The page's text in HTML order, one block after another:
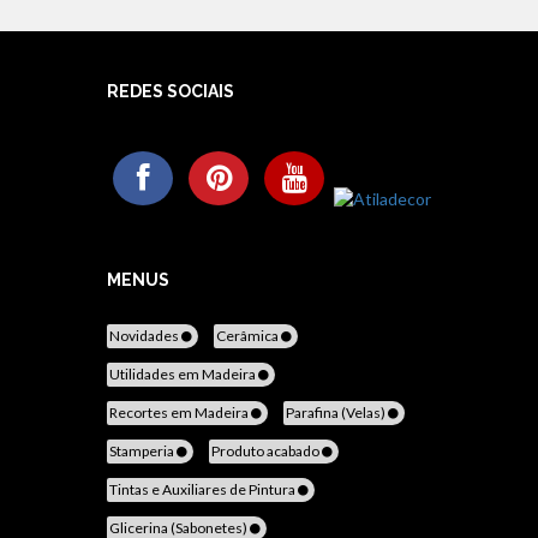
REDES SOCIAIS
MENUS
Novidades Cerâmica
Utilidades em Madeira
Recortes em Madeira Parafina (Velas)
Stamperia Produto acabado
Tintas e Auxiliares de Pintura
Glicerina (Sabonetes)